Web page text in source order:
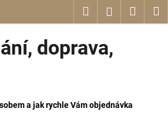
Hledat Přihlášení
doprava,
a jak rychle Vám objednávka